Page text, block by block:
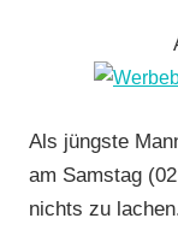
Als jüngste
am Samstag
nichts zu